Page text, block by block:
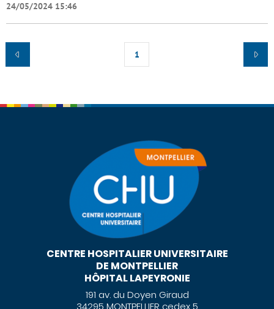
24/05/2024 15:46
1
CENTRE HOSPITALIER UNIVERSITAIRE
DE MONTPELLIER
HÔPITAL LAPEYRONIE
191 av. du Doyen Giraud
34295 MONTPELLIER cedex 5